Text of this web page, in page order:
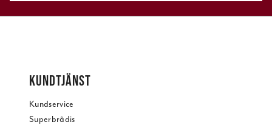
KUNDTJÄNST
Kundservice
Superbrådis